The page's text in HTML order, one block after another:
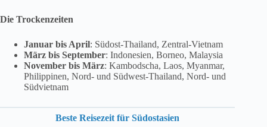
Die Trockenzeiten
Januar bis April: Südost-Thailand, Zentral-Vietnam
März bis September: Indonesien, Borneo, Malaysia
November bis März: Kambodscha, Laos, Myanmar,
Philippinen, Nord- und Südwest-Thailand, Nord- und
Südvietnam
Beste Reisezeit für Südostasien